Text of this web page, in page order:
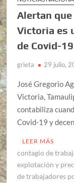
Alertan
Victoria es
de Covid-
grieta 29 julio,
José Gregorio
Victoria,
contabiliza
Covid-19 y
LEER MÁS
contagio de
explotación y
de trabajadores